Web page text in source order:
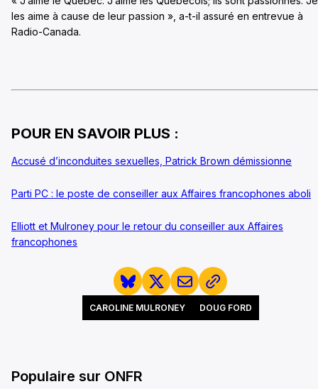
les aime à cause de leur passion », a-t-il assuré en entrevue à
Radio-Canada.
POUR EN SAVOIR PLUS :
Accusé d’inconduites sexuelles, Patrick Brown démissionne
Parti PC : le poste de conseiller aux Affaires francophones aboli
Elliott et Mulroney pour le retour du conseiller aux Affaires
francophones
CAROLINE MULRONEY DOUG FORD
Populaire sur ONFR